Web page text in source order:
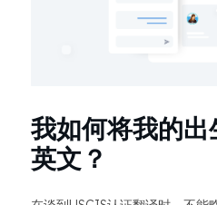
我如何将我的
英文？